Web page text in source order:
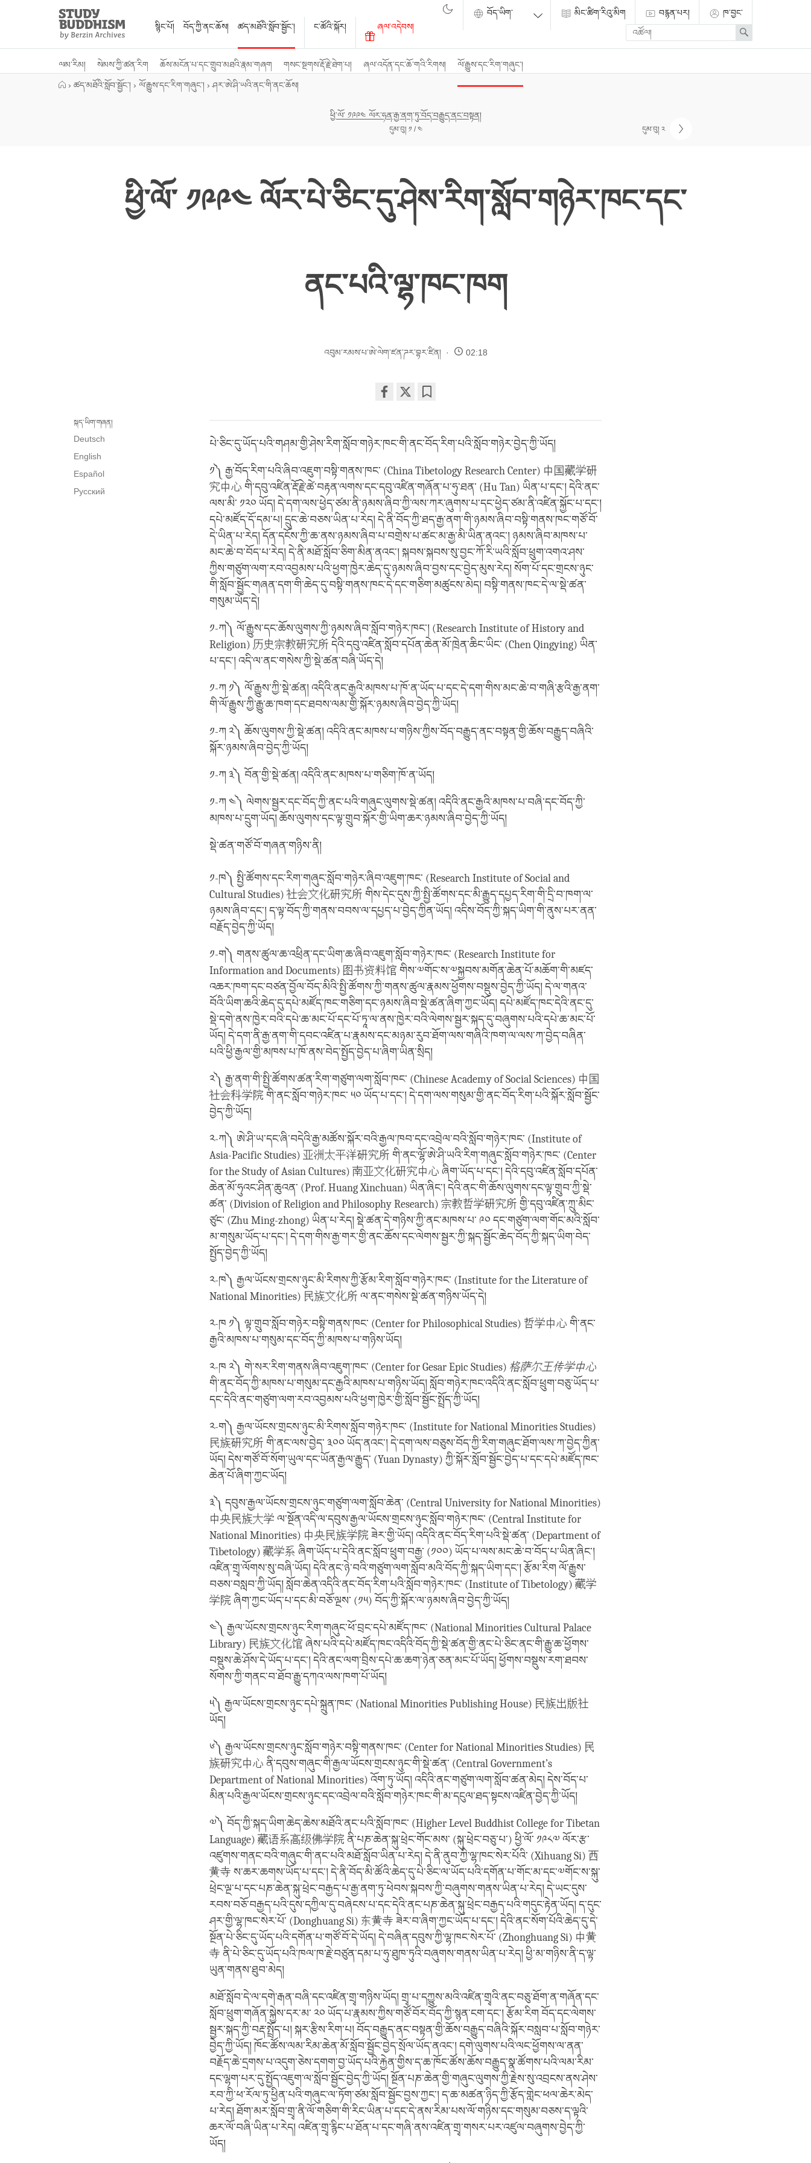
Study
Buddhism
Home
སྙིང་པོ། བོད་ཀྱི་ནང་ཆོས། ཚད་མཐོའི་སློབ་སྦྱོང་།
ལམ་རིམ། སེམས་ཀྱི་ཚན་རིག ཆོས་མངོན་པ་དང་གྲུབ་མཐའི་རྣམ་གཞག གསང་སྔགས་རྡོ་རྗེ་ཐེག་པ། ཞལ་འདོན་དང་ཆོ་གའི་རིགས། ལོ་རྒྱུས་དང་རིག་གཞུང་།
ང་ཚོའི་སྐོར། ཞལ་འདེབས།
མིང་ཚིག་རིའུ་མིག བརྙན་པར།
ཁ་བྱང་
Enter
search
term
Search
› ཚད་མཐོའི་སློབ་སྦྱོང་། › ལོ་རྒྱུས་དང་རིག་གཞུང་། ›ཤར་ཨེ་ཤི་ཡའི་ནང་གི་ནང་ཆོས།
ཕྱི་ལོ་ ༡༩༩༤ ལོར་ཧན་རྒྱ་ནག་ཏུ་བོད་བརྒྱུད་ནང་བསྟན།
དུམ་བུ། ༡ / ༤ དུམ་བུ། ༢
ཕྱི་ལོ་ ༡༩༩༤ ལོར་པེ་ཅིང་དུ་ཤེས་རིག་སློབ་གཉེར་ཁང་དང་
ནང་པའི་ལྷ་ཁང་ཁག
འབུམ་རམས་པ་ཨེ་ལེག་ཛན་ཌར་བྷར་ཛིན། 02:18
on
facebook
སྐད་ཡིག་གཞན།
Deutsch
English
Español
Русский
པེ་ཅིང་དུ་ཡོད་པའི་གཤམ་གྱི་ཤེས་རིག་སློབ་གཉེར་ཁང་གི་ནང་བོད་རིག་པའི་སློབ་གཉེར་བྱེད་ཀྱི་ཡོད།
༡༽ རྒྱ་བོད་རིག་པའི་ཞིབ་འཇུག་བསྟི་གནས་ཁང་ (China Tibetology Research Center) 中国藏学研
究中心 གི་དབུ་འཛིན་རྡོ་རྗེ་ཚེ་བརྟན་ལགས་དང་དབུ་འཛིན་གཞོན་པ་ཧུ་ཐན་ (Hu Tan) ཡིན་པ་དང་། དེའི་ནང་
ལས་མི་ ༡༢༠ ཡོད། དེ་དག་ལས་ཕྱེད་ཙམ་ནི་ཉམས་ཞིབ་ཀྱི་ལས་ཀར་ཞུགས་པ་དང་ཕྱེད་ཙམ་ནི་འཛིན་སྐྱོང་པ་དང་།
དཔེ་མཛོད་དོ་དམ་པ། དྲུང་ཆེ་བཅས་ཡིན་པ་རེད། དེ་ནི་བོད་ཀྱི་ཐད་རྒྱ་ནག་གི་ཉམས་ཞིབ་བསྟི་གནས་ཁང་གཙོ་བོ་
དེ་ཡིན་པ་རེད། དོན་དངོས་ཀྱི་ཆ་ནས་ཉམས་ཞིབ་པ་བགྲེས་པ་ཚང་མ་རྒྱ་མི་ཡིན་ནའང་། ཉམས་ཞིབ་མཁས་པ་
མང་ཆེ་བ་བོད་པ་རེད། དེ་ནི་མཐོ་སློབ་ཅིག་མིན་ནའང་། སྐབས་སྐབས་སུ་བྱང་ཀོ་རི་ཡའི་སློབ་ཕྲུག་འགའ་ཤས་
ཀྱིས་གཙུག་ལག་རབ་འབྱམས་པའི་ཕྱག་ཁྱེར་ཆེད་དུ་ཉམས་ཞིབ་བྱས་དང་བྱེད་མུས་རེད། སོག་པོ་དང་གྲངས་ཉུང་
གི་སློབ་སྦྱོང་གཞན་དག་གི་ཆེད་དུ་བསྟི་གནས་ཁང་དེ་དང་གཅིག་མཚུངས་མེད། བསྟི་གནས་ཁང་དེ་ལ་སྡེ་ཚན་
གསུམ་ཡོད་དེ།
༡-ཀ༽ ལོ་རྒྱུས་དང་ཆོས་ལུགས་ཀྱི་ཉམས་ཞིབ་སློབ་གཉེར་ཁང་། (Research Institute of History and
Religion) 历史宗教研究所 དེའི་དབུ་འཛིན་སློབ་དཔོན་ཆེན་མོ་ཁྲེན་ཆིང་ཡིང་ (Chen Qingying) ཡིན་
པ་དང་། འདི་ལ་ནང་གསེས་ཀྱི་སྡེ་ཚན་བཞི་ཡོད་དེ།
༡-ཀ ༡༽ ལོ་རྒྱུས་ཀྱི་སྡེ་ཚན། འདིའི་ནང་རྒྱའི་མཁས་པ་ཁོ་ན་ཡོད་པ་དང་དེ་དག་གིས་མང་ཆེ་བ་གཞི་རྩའི་རྒྱ་ནག་
གི་ལོ་རྒྱུས་ཀྱི་རྒྱུ་ཆ་ཁག་དང་ཐབས་ལམ་གྱི་སྐོར་ཉམས་ཞིབ་བྱེད་ཀྱི་ཡོད།
༡-ཀ ༢༽ ཆོས་ལུགས་ཀྱི་སྡེ་ཚན། འདིའི་ནང་མཁས་པ་གཉིས་ཀྱིས་བོད་བརྒྱུད་ནང་བསྟན་གྱི་ཆོས་བརྒྱུད་བཞིའི་
སྐོར་ཉམས་ཞིབ་བྱེད་ཀྱི་ཡོད།
༡-ཀ ༣༽ བོན་གྱི་སྡེ་ཚན། འདིའི་ནང་མཁས་པ་གཅིག་ཁོ་ན་ཡོད།
༡-ཀ ༤༽ ལེགས་སྦྱར་དང་བོད་ཀྱི་ནང་པའི་གཞུང་ལུགས་སྡེ་ཚན། འདིའི་ནང་རྒྱའི་མཁས་པ་བཞི་དང་བོད་ཀྱི་
མཁས་པ་དྲུག་ཡོད། ཆོས་ལུགས་དང་ལྟ་གྲུབ་སྐོར་གྱི་ཡིག་ཆར་ཉམས་ཞིབ་བྱེད་ཀྱི་ཡོད།
སྡེ་ཚན་གཙོ་བོ་གཞན་གཉིས་ནི།
༡-ཁ༽ སྤྱི་ཚོགས་དང་རིག་གཞུང་སློབ་གཉེར་ཞིབ་འཇུག་ཁང་ (Research Institute of Social and
Cultural Studies) 社会文化研究所 གིས་དེང་དུས་ཀྱི་སྤྱི་ཚོགས་དང་མི་རྒྱུད་དཔྱད་རིག་གི་དྲི་བ་ཁག་ལ་
ཉམས་ཞིབ་དང་། ད་ལྟ་བོད་ཀྱི་གནས་བབས་ལ་དཔྱད་པ་བྱེད་ཀྱིན་ཡོད། འདིས་བོད་ཀྱི་སྐད་ཡིག་གི་ནུས་པར་ནན་
བརྗོད་བྱེད་ཀྱི་ཡོད།
༡-ག༽ གནས་ཚུལ་ཆ་འཕྲིན་དང་ཡིག་ཆ་ཞིབ་འཇུག་སློབ་གཉེར་ཁང་ (Research Institute for
Information and Documents) 图书资料馆 གིས་༧གོང་ས་༧སྐྱབས་མགོན་ཆེན་པོ་མཆོག་གི་མཛད་
འཆར་ཁག་དང་བཙན་བྱོལ་བོད་མིའི་སྤྱི་ཚོགས་ཀྱི་གནས་ཚུལ་རྣམས་ཕྱོགས་བསྡུས་བྱེད་ཀྱི་ཡོད། དེ་ལ་གནའ་
བོའི་ཡིག་ཆའི་ཆེད་དུ་དཔེ་མཛོད་ཁང་གཅིག་དང་ཉམས་ཞིབ་སྡེ་ཚན་ཞིག་ཀྱང་ཡོད། དཔེ་མཛོད་ཁང་དེའི་ནང་དུ་
སྡེ་དགེ་ནས་ཁྱེར་བའི་དཔེ་ཆ་མང་པོ་དང་པོ་ཏཱ་ལ་ནས་ཁྱེར་བའི་ལེགས་སྦྱར་སྐད་དུ་བཞུགས་པའི་དཔེ་ཆ་མང་པོ་
ཡོད། དེ་དག་ནི་རྒྱ་ནག་གི་དབང་འཛིན་པ་རྣམས་དང་མཉམ་རུབ་ཐོག་ལས་གཞིའི་ཁག་ལ་ལས་ཀ་བྱེད་བཞིན་
པའི་ཕྱི་རྒྱལ་གྱི་མཁས་པ་ཁོ་ནས་བེད་སྤྱོད་བྱེད་པ་ཞིག་ཡིན་སྲིད།
༢༽ རྒྱ་ནག་གི་སྤྱི་ཚོགས་ཚན་རིག་གཙུག་ལག་སློབ་ཁང་ (Chinese Academy of Social Sciences) 中国
社会科学院 གི་ནང་སློབ་གཉེར་ཁང་ ༥༠ ཡོད་པ་དང་། དེ་དག་ལས་གསུམ་གྱི་ནང་བོད་རིག་པའི་སྐོར་སློབ་སྦྱོང་
བྱེད་ཀྱི་ཡོད།
༢-ཀ༽ ཨེ་ཤི་ཡ་དང་ཞི་བདེའི་རྒྱ་མཚོས་སྐོར་བའི་རྒྱལ་ཁབ་དང་འབྲེལ་བའི་སློབ་གཉེར་ཁང་ (Institute of
Asia-Pacific Studies) 亚洲太平洋研究所 གི་ནང་ལྷོ་ཨེ་ཤི་ཡའི་རིག་གཞུང་སློབ་གཉེར་ཁང་ (Center
for the Study of Asian Cultures) 南亚文化研究中心 ཞིག་ཡོད་པ་དང་། དེའི་དབུ་འཛིན་སློབ་དཔོན་
ཆེན་མོ་ཧུའང་ཤིན་ཆུའན་ (Prof. Huang Xinchuan) ཡིན་ཞིང་། དེའི་ནང་གི་ཆོས་ལུགས་དང་ལྟ་གྲུབ་ཀྱི་སྡེ་
ཚན་ (Division of Religion and Philosophy Research) 宗教哲学研究所 གྱི་དབུ་འཛིན་ཀྲུ་མིང་
ཙུང་ (Zhu Ming-zhong) ཡིན་པ་རེད། སྡེ་ཚན་དེ་གཉིས་ཀྱི་ནང་མཁས་པ་ ༩༠ དང་གཙུག་ལག་གོང་མའི་སློབ་
མ་གསུམ་ཡོད་པ་དང་། དེ་དག་གིས་རྒྱ་གར་གྱི་ནང་ཆོས་དང་ལེགས་སྦྱར་ཀྱི་སྐད་སྦྱོང་ཆེད་བོད་ཀྱི་སྐད་ཡིག་བེད་
སྤྱོད་བྱེད་ཀྱི་ཡོད།
༢-ཁ༽ རྒྱལ་ཡོངས་གྲངས་ཉུང་མི་རིགས་ཀྱི་རྩོམ་རིག་སློབ་གཉེར་ཁང་ (Institute for the Literature of
National Minorities) 民族文化所 ལ་ནང་གསེས་སྡེ་ཚན་གཉིས་ཡོད་དེ།
༢-ཁ ༡༽ ལྟ་གྲུབ་སློབ་གཉེར་བསྟི་གནས་ཁང་ (Center for Philosophical Studies) 哲学中心 གི་ནང་
རྒྱའི་མཁས་པ་གསུམ་དང་བོད་ཀྱི་མཁས་པ་གཉིས་ཡོད།
༢-ཁ ༢༽ གེ་སར་རིག་གནས་ཞིབ་འཇུག་ཁང་ (Center for Gesar Epic Studies) 格萨尔王传学中心
གི་ནང་བོད་ཀྱི་མཁས་པ་གསུམ་དང་རྒྱའི་མཁས་པ་གཉིས་ཡོད། སློབ་གཉེར་ཁང་འདིའི་ནང་སློབ་ཕྲུག་བཅུ་ཡོད་པ་
དང་དེའི་ནང་གཙུག་ལག་རབ་འབྱམས་པའི་ཕྱག་ཁྱེར་གྱི་སློབ་སྦྱོང་སྤྲོད་ཀྱི་ཡོད།
༢-ག༽ རྒྱལ་ཡོངས་གྲངས་ཉུང་མི་རིགས་སློབ་གཉེར་ཁང་ (Institute for National Minorities Studies)
民族研究所 གི་ནང་ལས་བྱེད་ ༣༠༠ ཡོད་ནའང་། དེ་དག་ལས་བཅུས་བོད་ཀྱི་རིག་གཞུང་ཐོག་ལས་ཀ་བྱེད་ཀྱིན་
ཡོད། དེས་གཙོ་བོ་སོག་ཡུལ་དང་ཡོན་རྒྱལ་རྒྱུད་ (Yuan Dynasty) ཀྱི་སྐོར་སློབ་སྦྱོང་བྱེད་པ་དང་དཔེ་མཛོད་ཁང་
ཆེན་པོ་ཞིག་ཀྱང་ཡོད།
༣༽ དབུས་རྒྱལ་ཡོངས་གྲངས་ཉུང་གཙུག་ལག་སློབ་ཆེན་ (Central University for National Minorities)
中央民族大学 ལ་སྔོན་འདི་ལ་དབུས་རྒྱལ་ཡོངས་གྲངས་ཉུང་སློབ་གཉེར་ཁང་ (Central Institute for
National Minorities) 中央民族学院 ཟེར་གྱི་ཡོད། འདིའི་ནང་བོད་རིག་པའི་སྡེ་ཚན་ (Department of
Tibetology) 藏学系 ཞིག་ཡོད་པ་དེའི་ནང་སློབ་ཕྲུག་བརྒྱ་ (༡༠༠) ཡོད་པ་ལས་མང་ཆེ་བ་བོད་པ་ཡིན་ཞིང་།
འཛིན་གྲྭ་ལོགས་སུ་བཞི་ཡོད། དེའི་ནང་ཉེ་བའི་གཙུག་ལག་སློབ་མའི་བོད་ཀྱི་སྐད་ཡིག་དང་། རྩོམ་རིག ལོ་རྒྱུས་
བཅས་བསླབ་ཀྱི་ཡོད། སློབ་ཆེན་འདིའི་ནང་བོད་རིག་པའི་སློབ་གཉེར་ཁང་ (Institute of Tibetology) 藏学
学院 ཞིག་ཀྱང་ཡོད་པ་དང་མི་བཅོ་ལྔས་ (༡༥) བོད་ཀྱི་སྐོར་ལ་ཉམས་ཞིབ་བྱེད་ཀྱི་ཡོད།
༤༽ རྒྱལ་ཡོངས་གྲངས་ཉུང་རིག་གཞུང་ཕོ་བྲང་དཔེ་མཛོད་ཁང་ (National Minorities Cultural Palace
Library) 民族文化馆 ཞེས་པའི་དཔེ་མཛོད་ཁང་འདིའི་བོད་ཀྱི་སྡེ་ཚན་གྱི་ནང་པེ་ཅིང་ནང་གི་རྒྱུ་ཆ་ཕྱོགས་
བསྡུས་ཆེ་ཤོས་དེ་ཡོད་པ་དང་། དེའི་ནང་ལག་བྲིས་དཔེ་ཆ་ཆག་ཉེན་ཅན་མང་པོ་ཡོད། ཕྱོགས་བསྡུས་རག་ཐབས་
སོགས་ཀྱི་གནང་བ་ཐོབ་རྒྱུ་དཀའ་ལས་ཁག་པོ་ཡོད།
༥༽ རྒྱལ་ཡོངས་གྲངས་ཉུང་དཔེ་སྐྲུན་ཁང་ (National Minorities Publishing House) 民族出版社
ཡོད།
༦༽ རྒྱལ་ཡོངས་གྲངས་ཉུང་སློབ་གཉེར་བསྟི་གནས་ཁང་ (Center for National Minorities Studies) 民
族研究中心 ནི་དབུས་གཞུང་གི་རྒྱལ་ཡོངས་གྲངས་ཉུང་གི་སྡེ་ཚན་ (Central Government’s
Department of National Minorities) འོག་ཏུ་ཡོད། འདིའི་ནང་གཙུག་ལག་སློབ་ཚན་མེད། དེས་བོད་པ་
མིན་པའི་རྒྱལ་ཡོངས་གྲངས་ཉུང་དང་འབྲེལ་བའི་སློབ་གཉེར་ཁང་གི་མ་དངུལ་ཐད་སྟངས་འཛིན་བྱེད་ཀྱི་ཡོད།
༧༽ བོད་ཀྱི་སྐད་ཡིག་ཆེད་ཆེས་མཐོའི་ནང་པའི་སློབ་ཁང་ (Higher Level Buddhist College for Tibetan
Language) 藏语系高级佛学院 ནི་པཎ་ཆེན་སྐུ་ཕྲེང་གོང་མས་ (སྐུ་ཕྲེང་བཅུ་པ་) ཕྱི་ལོ་ ༡༩༨༧ ལོར་རྩ་
འཛུགས་གནང་བའི་གཞུང་གི་ནང་པའི་མཐོ་སློབ་ཡིན་པ་རེད། དེ་ནི་ནུབ་ཀྱི་ལྷ་ཁང་སེར་པོའི་ (Xihuang Si) 西
黄寺 ས་ཆར་ཆགས་ཡོད་པ་དང་། དེ་ནི་བོད་མི་ཚོའི་ཆེད་དུ་པེ་ཅིང་ལ་ཡོད་པའི་དགོན་པ་གོང་མ་དང་༧གོང་ས་སྐུ་
ཕྲེང་ལྔ་པ་དང་པཎ་ཆེན་སྐུ་ཕྲེང་བརྒྱད་པ་རྒྱ་ནག་ཏུ་ཕེབས་སྐབས་ཀྱི་བཞུགས་གནས་ཡིན་པ་རེད། དེ་ཡང་དུས་
རབས་བཅོ་བརྒྱད་པའི་དུས་དཀྱིལ་དུ་བཞེངས་པ་དང་དེའི་ནང་པཎ་ཆེན་སྐུ་ཕྲེང་བརྒྱད་པའི་གདུང་རྟེན་ཡོད། ད་དུང་
ཤར་གྱི་ལྷ་ཁང་སེར་པོ་ (Donghuang Si) 东黄寺 ཟེར་བ་ཞིག་ཀྱང་ཡོད་པ་དང་། དེའི་ནང་སོག་པོའི་ཆེད་དུ་དེ་
སྔོན་པེ་ཅིང་དུ་ཡོད་པའི་དགོན་པ་གཙོ་བོ་དེ་ཡོད། དེ་བཞིན་དབུས་ཀྱི་ལྷ་ཁང་སེར་པོ་ (Zhonghuang Si) 中黄
寺 ནི་པེ་ཅིང་དུ་ཡོད་པའི་ཁལ་ཁ་རྗེ་བཙུན་དམ་པ་ཧུ་ཐུཁ་ཏུའི་བཞུགས་གནས་ཡིན་པ་རེད། ཕྱི་མ་གཉིས་ནི་ད་ལྟ་
ཡུན་གནས་ཐུབ་མེད།
མཐོ་སློབ་དེ་ལ་དགེ་རྒན་བཞི་དང་འཛིན་གྲྭ་གཉིས་ཡོད། གྲྭ་པ་དཀྱུས་མའི་འཛིན་གྲྭའི་ནང་བཅུ་ཐོག་ན་གཞོན་དང་
སློབ་ཕྲུག་གཞོན་སྐྱེས་དར་མ་ ༢༠ ཡོད་པ་རྣམས་ཀྱིས་གཙོ་བོར་བོད་ཀྱི་སྙན་ངག་དང་། རྩོམ་རིག བོད་དང་ལེགས་
སྦྱར་སྐད་ཀྱི་བརྡ་སྤྲོད་པ། སྐར་རྩིས་རིག་པ། བོད་བརྒྱུད་ནང་བསྟན་གྱི་ཆོས་བརྒྱུད་བཞིའི་སྐོར་བསླབ་པ་སློབ་གཉེར་
བྱེད་ཀྱི་ཡོད། ཁོང་ཚོས་ལམ་རིམ་ཆེན་མོ་སློབ་སྦྱོང་བྱེད་སྲོལ་ཡོད་ནའང་། དགེ་ལུགས་པའི་ལང་ཕྱོགས་ལ་ནན་
བརྗོད་ཆེ་དྲགས་པ་འདུག་ཅེས་དགག་བྱ་ཡོད་པའི་རྐྱེན་གྱིས་ད་ཆ་ཁོང་ཚོས་ཆོས་བརྒྱུད་སྣ་ཚོགས་པའི་ལམ་རིམ་
དང་ལྷག་པར་དུ་སྤྱོད་འཇུག་ལ་སློབ་སྦྱོང་བྱེད་ཀྱི་ཡོད། སྔོན་པཎ་ཆེན་གྱི་གཞུང་ལུགས་ཀྱི་རྗེས་སུ་འབྲངས་ནས་ཤེས་
རབ་ཀྱི་ཕ་རོལ་ཏུ་ཕྱིན་པའི་གཞུང་ལ་ཏོག་ཙམ་སློབ་སྦྱོང་བྱས་ཀྱང་། ད་ཆ་མཚན་ཉིད་ཀྱི་རྩོད་གླེང་ཕལ་ཆེར་མེད་
པ་རེད། ཐོག་མར་སློབ་གྲྭ་ནི་ལོ་གཅིག་གི་རིང་ཡིན་པ་དང་དེ་ནས་རིམ་པས་ལོ་གཉིས་དང་གསུམ་བཅས་ད་ལྟའི་
ཆར་ལོ་བཞི་ཡིན་པ་རེད། འཛིན་གྲྭ་རྙིང་པ་ཐོན་པ་དང་གཞི་ནས་འཛིན་གྲྭ་གསར་པར་འཛུལ་བཞུགས་བྱེད་ཀྱི་
ཡོད།